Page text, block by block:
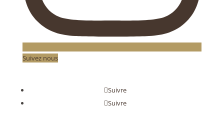
Suivez nous
Suivre
Suivre